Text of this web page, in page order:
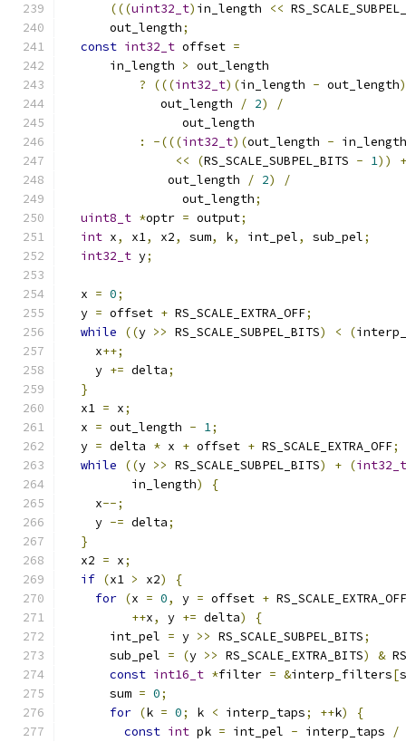
(((uint32_t) in_length <<
      out_length
;
const int32_t offset =
      in_length
> out_length
?
(((int32_t)(in_length - out_length)
             out_length
/ 2)
/
                out_length
:
-(((int32_t)(out_length - in_length
<<
(RS_SCALE_SUBPEL_BITS - 1))
+
              out_length
/ 2)
/
                out_length
;
uint8_t *optr = output;
int x, x1, x2, sum, k, int_pel, sub_pel;
int32_t y;
  x
= 0;
  y
= offset + RS_SCALE_EXTRA_OFF;
while
((y >> RS_SCALE_SUBPEL_BITS) < (
    x
++;
    y
+= delta;
}
  x1
= x;
  x
= out_length - 1;
  y
= delta * x + offset + RS_SCALE_EXTRA_OFF;
while
((y >> RS_SCALE_SUBPEL_BITS) + (int32_t
         in_length
)
{
    x
--;
    y
-= delta;
}
  x2
= x;
if (x1 > x2)
{
for (x = 0, y = offset + RS_SCALE_EXTRA_OFF
++x, y += delta)
{
      int_pel
= y >> RS_SCALE_SUBPEL_BITS;
      sub_pel
= (y >> RS_SCALE_EXTRA_BITS) &
const int16_t *filter = &interp_filters[
      sum
= 0;
for (k = 0; k < interp_taps; ++k)
{
const int pk = int_pel - interp_taps
/